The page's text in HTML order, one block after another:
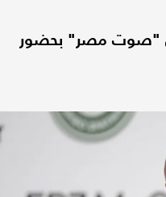
"صوت مصر" بحضور